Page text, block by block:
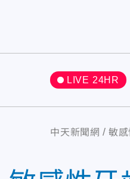
LIVE 24HR
中天新聞網 敏